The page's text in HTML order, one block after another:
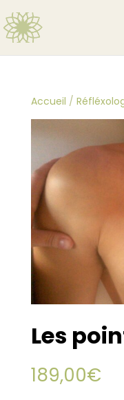
Accueil /
Les
189,00€